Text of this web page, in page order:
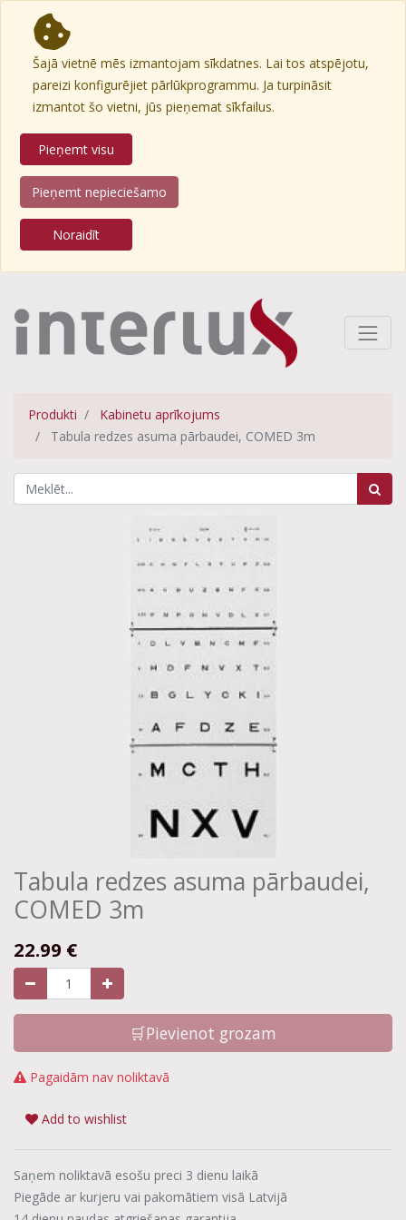
Šajā vietnē mēs izmantojam sīkdatnes. Lai tos atspējotu,
pareizi konfigurējiet pārlūkprogrammu. Ja turpināsit
izmantot šo vietni, jūs pieņemat sīkfailus.
Pieņemt visu
Pieņemt nepieciešamo
Noraidīt
Produkti
Kabinetu aprīkojums
Tabula redzes asuma pārbaudei, COMED 3m
Tabula redzes asuma pārbaudei,
COMED 3m
22.99 €
🛒Pievienot grozam
Pagaidām nav noliktavā
Add to wishlist
Saņem noliktavā esošu preci 3 dienu laikā
Piegāde ar kurjeru vai pakomātiem visā Latvijā